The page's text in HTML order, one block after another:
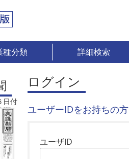
種分類 詳細検索
日付
ログイン
ユーザーIDをお持ちの方
ユーザID